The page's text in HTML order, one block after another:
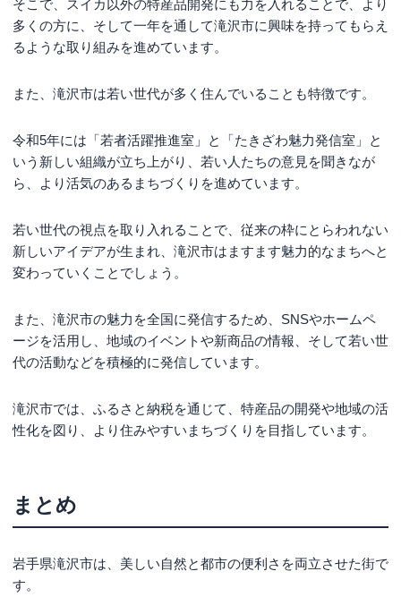
そこで、スイカ以外の特産品開発にも力を入れることで、より
多くの方に、そして一年を通して滝沢市に興味を持ってもらえ
るような取り組みを進めています。
また、滝沢市は若い世代が多く住んでいることも特徴です。
令和5年には「若者活躍推進室」と「たきざわ魅力発信室」と
いう新しい組織が立ち上がり、若い人たちの意見を聞きなが
ら、より活気のあるまちづくりを進めています。
若い世代の視点を取り入れることで、従来の枠にとらわれない
新しいアイデアが生まれ、滝沢市はますます魅力的なまちへと
変わっていくことでしょう。
また、滝沢市の魅力を全国に発信するため、SNSやホームペ
ージを活用し、地域のイベントや新商品の情報、そして若い世
代の活動などを積極的に発信しています。
滝沢市では、ふるさと納税を通じて、特産品の開発や地域の活
性化を図り、より住みやすいまちづくりを目指しています。
まとめ
岩手県滝沢市は、美しい自然と都市の便利さを両立させた街で
す。